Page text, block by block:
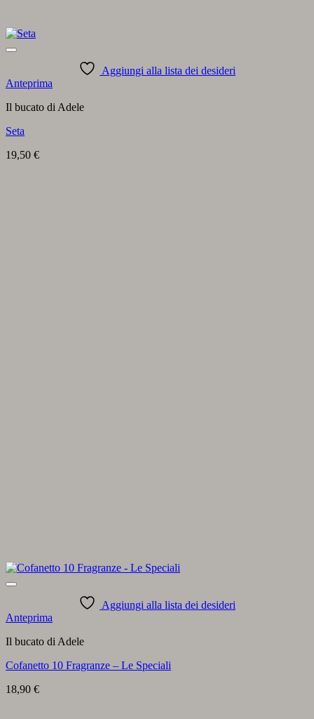
Aggiungi alla lista dei desideri
Anteprima
Il bucato di Adele
Seta
19,50 €
Aggiungi alla lista dei desideri
Anteprima
Il bucato di Adele
Cofanetto 10 Fragranze – Le Speciali
18,90 €